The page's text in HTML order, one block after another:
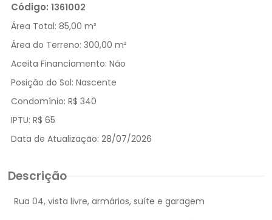
Código: 1361002
Área Total: 85,00 m²
Área do Terreno: 300,00 m²
Aceita Financiamento: Não
Posição do Sol: Nascente
Condomínio: R$ 340
IPTU: R$ 65
Data de Atualização: 28/07/2026
Descrição
Rua 04, vista livre, armários, suíte e garagem